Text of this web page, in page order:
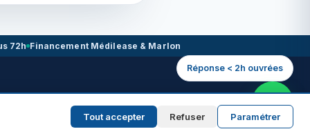
72h Financement Médilease & Marlon
Réponse < 2h ouvrées
Tout accepter Refuser Paramétrer